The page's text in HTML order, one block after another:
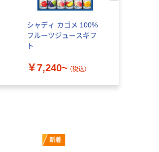
シャディ カゴメ 100%
フルーツジュースギフ
ト
￥7,240~ （税込）
新着